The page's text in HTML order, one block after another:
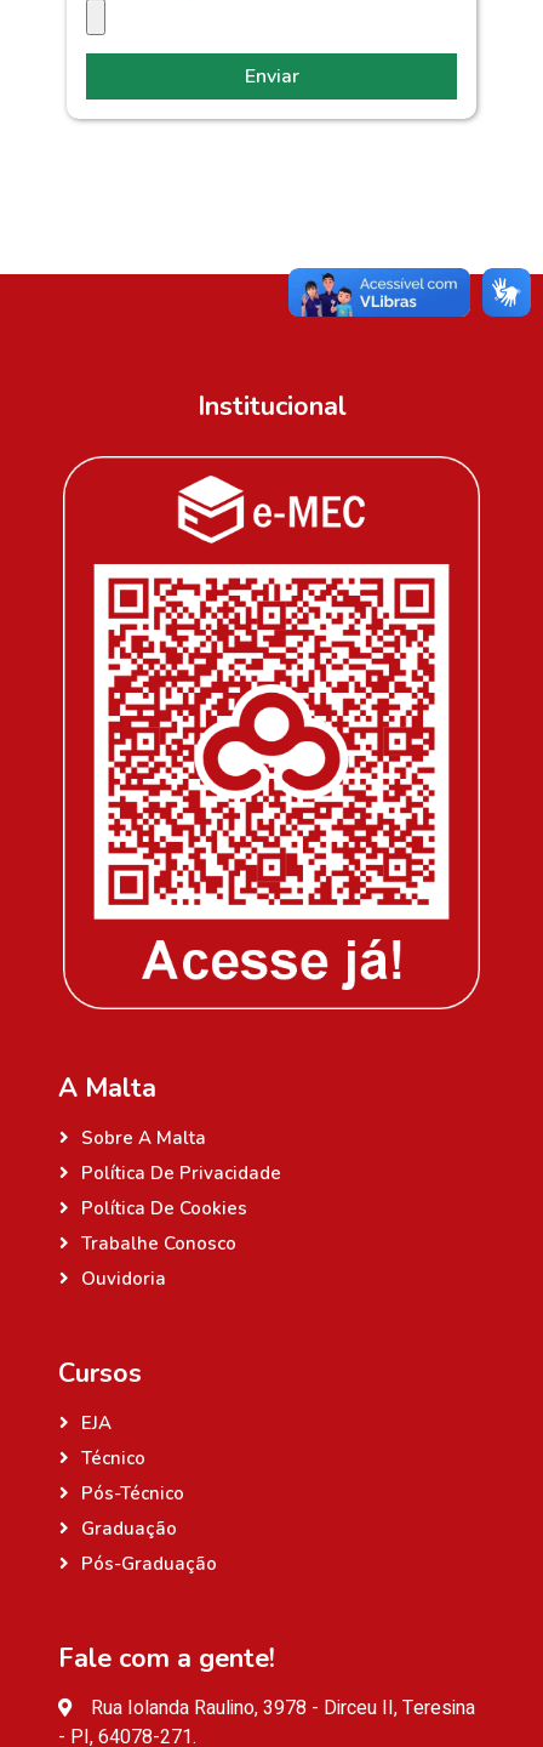
Enviar
Institucional
A Malta
Sobre A Malta
Política De Privacidade
Política De Cookies
Trabalhe Conosco
Ouvidoria
Cursos
EJA
Técnico
Pós-Técnico
Graduação
Pós-Graduação
Fale com a gente!
Rua Iolanda Raulino, 3978 - Dirceu II, Teresina
- PI, 64078-271.